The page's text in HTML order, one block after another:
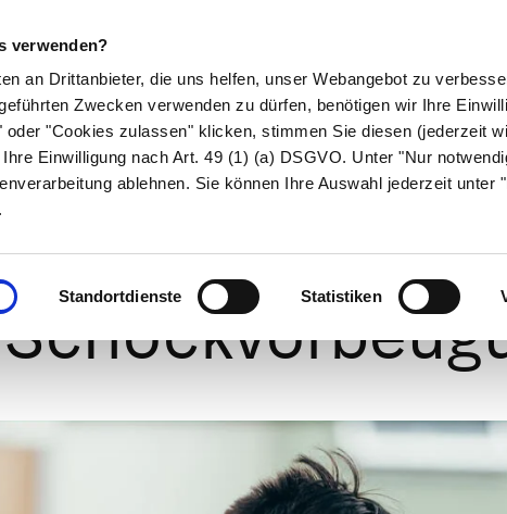
verwenden?
an Drittanbieter, die uns helfen, unser Webangebot zu
Zwecken verwenden zu dürfen, benötigen wir Ihre
oder "Cookies zulassen" klicken, stimmen Sie diesen (jederzeit
Einwilligung nach Art. 49 (1) (a) DSGVO. Unter "Nur
ablehnen. Sie können Ihre Auswahl jederzeit unter
Standortdienste Statistiken
Medikamente Naturheilkunde Eltern & Kind